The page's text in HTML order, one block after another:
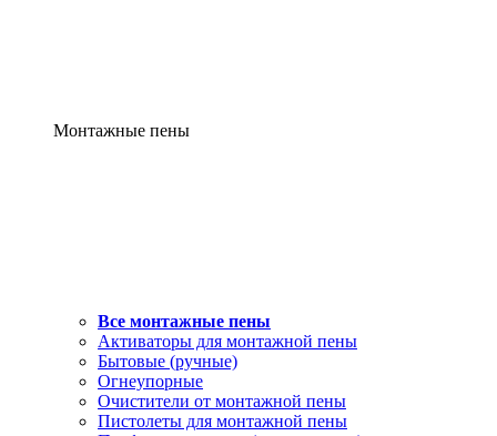
Монтажные пены
Все монтажные пены
Активаторы для монтажной пены
Бытовые (ручные)
Огнеупорные
Очистители от монтажной пены
Пистолеты для монтажной пены